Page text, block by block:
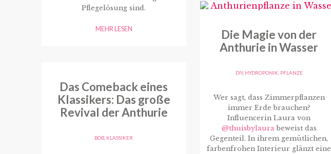
Pflegelösung sind.
MEHR LESEN
Das Comeback eines
Klassikers: Das große
Revival der Anthurie
BOB KLASSIKER
Die Magie von der
Anthurie in Wasser
DIY, HYDROPONIK PFLANZE
Wer sagt, dass Zimmerpflanzen
immer Erde brauchen?
Influencerin Laura von
@thuisbylaura beweist das
Gegenteil. In ihrem gemütlichen,
farbenfrohen Interieur glänzt eine